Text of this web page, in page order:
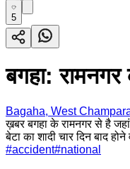
5
बगहा:
Bagaha, West
ख़बर बगहा के रामनगर से है
बेटा का शादी चार दिन बाद
#accident#national